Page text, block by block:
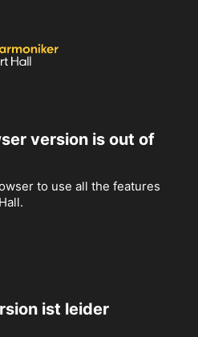
version is out of
to use all the features
ist leider